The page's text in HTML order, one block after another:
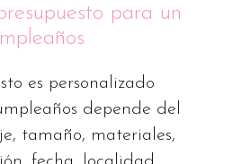
para un
es personalizado
depende del
tamaño, materiales,